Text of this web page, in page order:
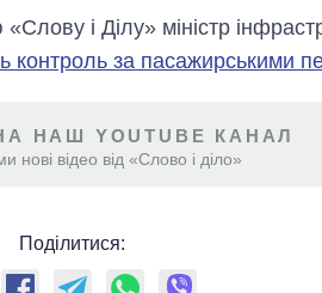
і Ділу» міністр
контроль за пасажирськими
НАШ YOUTUBE КАНАЛ
нові відео від «Слово і діло»
Поділитися: